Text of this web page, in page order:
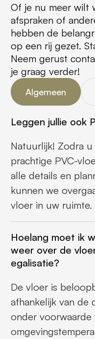
Of je nu meer wilt
afspraken of
hebben de
op een rij gezet.
Neem gerust
je graag verder!
Algemeen
Leggen jullie ook
Natuurlijk! Zodra
prachtige PVC-
alle details en
kunnen we
vloer in uw ruimte.
Hoelang moet ik
weer over de
egalisatie?
De vloer is
afhankelijk van de
onder voorwaarde